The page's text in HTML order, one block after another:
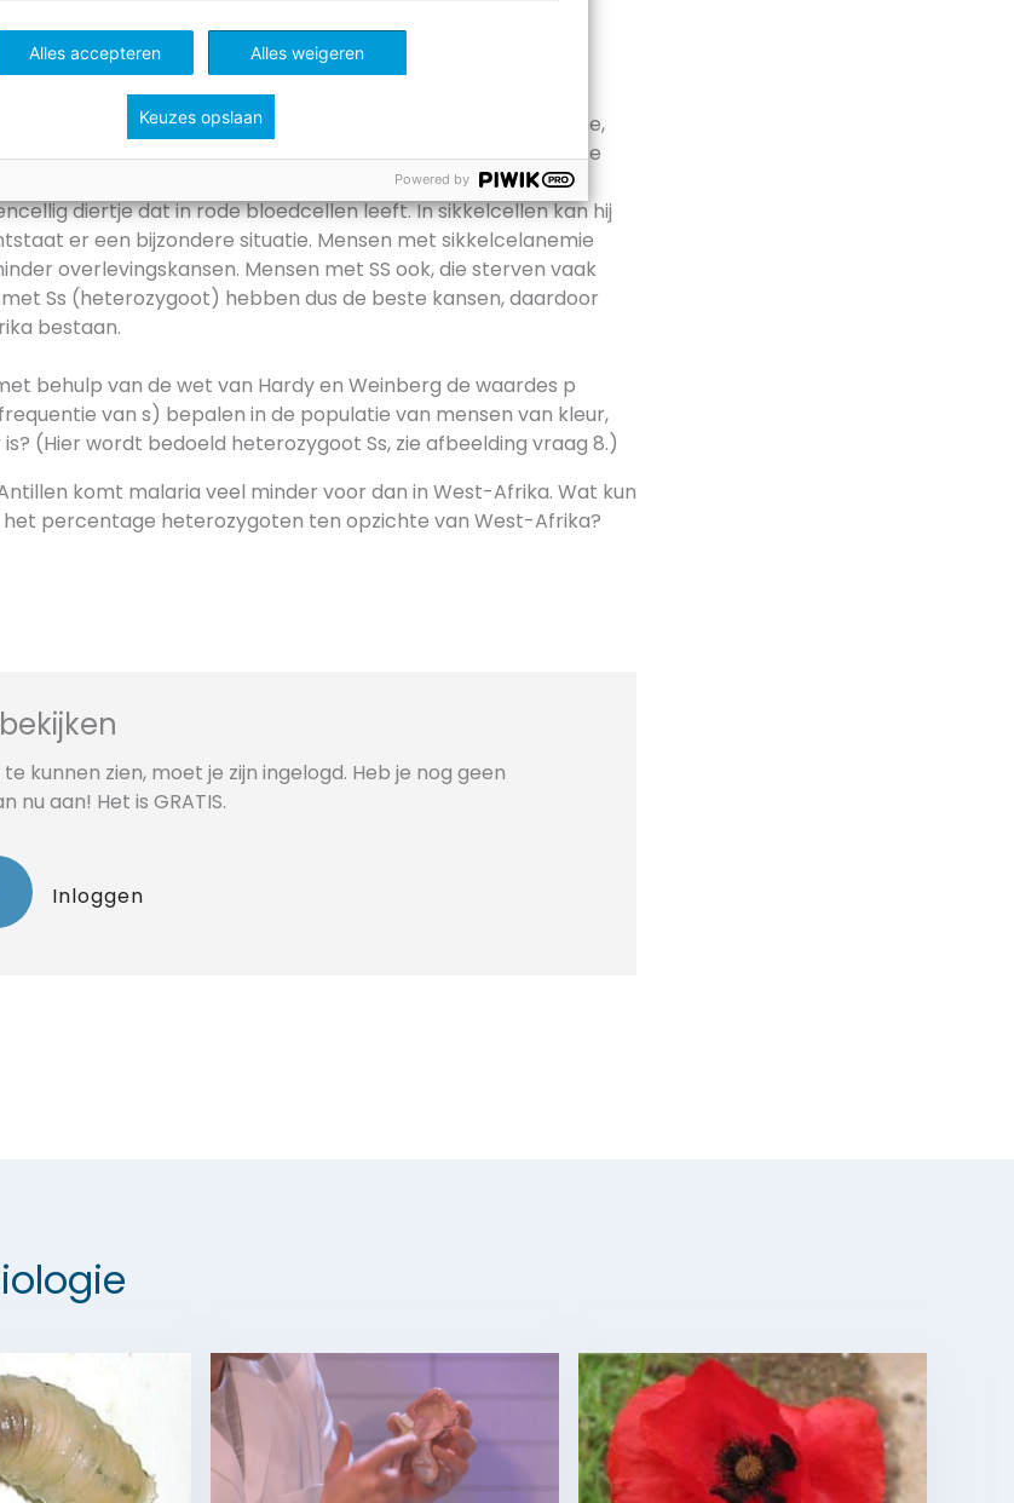
75%
bij mensen afkomstig van de Antillen en uit Suriname,
te maken. Deze mensen stammen af van tot slaafgemaakte
waren uit West-Afrika. Daar komt veel malaria voor. De
diertje dat in rode bloedcellen leeft. In sikkelcellen kan hij
er een bijzondere situatie. Mensen met sikkelcelanemie
overlevingskansen. Mensen met SS ook, die sterven vaak
Ss (heterozygoot) hebben dus de beste kansen, daardoor
bestaan.
behulp van de wet van Hardy en Weinberg de waardes p
van s) bepalen in de populatie van mensen van kleur,
(Hier wordt bedoeld heterozygoot Ss, zie afbeelding vraag 8.)
komt malaria veel minder voor dan in West-Afrika. Wat kun
percentage heterozygoten ten opzichte van West-Afrika?
kunnen zien, moet je zijn ingelogd. Heb je nog geen
nu aan! Het is GRATIS.
Inloggen
Alles accepteren Alles weigeren
Keuzes opslaan
Powered by